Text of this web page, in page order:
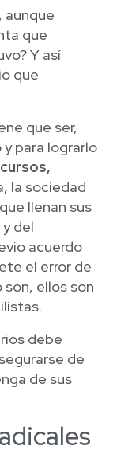
aunque
que
Y así
que
que ser,
para lograrlo
la sociedad
llenan sus
del
acuerdo
el error de
son, ellos son
debe
de
de sus